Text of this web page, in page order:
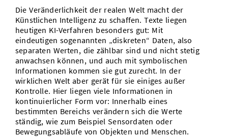
Die Veränderlichkeit der realen Welt macht der
Künstlichen Intelligenz zu schaffen. Texte liegen
heutigen KI-Verfahren besonders gut: Mit
eindeutigen sogenannten „diskreten“ Daten, also
separaten Werten, die zählbar sind und nicht stetig
anwachsen können, und auch mit symbolischen
Informationen kommen sie gut zurecht. In der
wirklichen Welt aber gerät für sie einiges außer
Kontrolle. Hier liegen viele Informationen in
kontinuierlicher Form vor: Innerhalb eines
bestimmten Bereichs verändern sich die Werte
ständig, wie zum Beispiel Sensordaten oder
Bewegungsabläufe von Objekten und Menschen.